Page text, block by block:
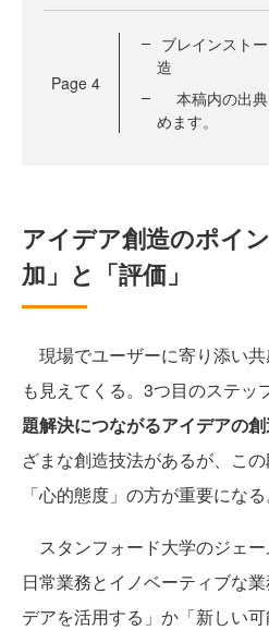
Page 4
ブレインスト
造
本稿内の出
めます。
アイデア創造のポイ
加」と「評価」
現場でユーザーに寄り添い
も見えてくる。3つ目のステッ
題解決につながるアイデアの
ざまな創造技法があるが、こ
「心的態度」の方が重要になる
スタンフォード大学のジェー
日常業務とイノベーティブな
デアを活用する」か「新しい